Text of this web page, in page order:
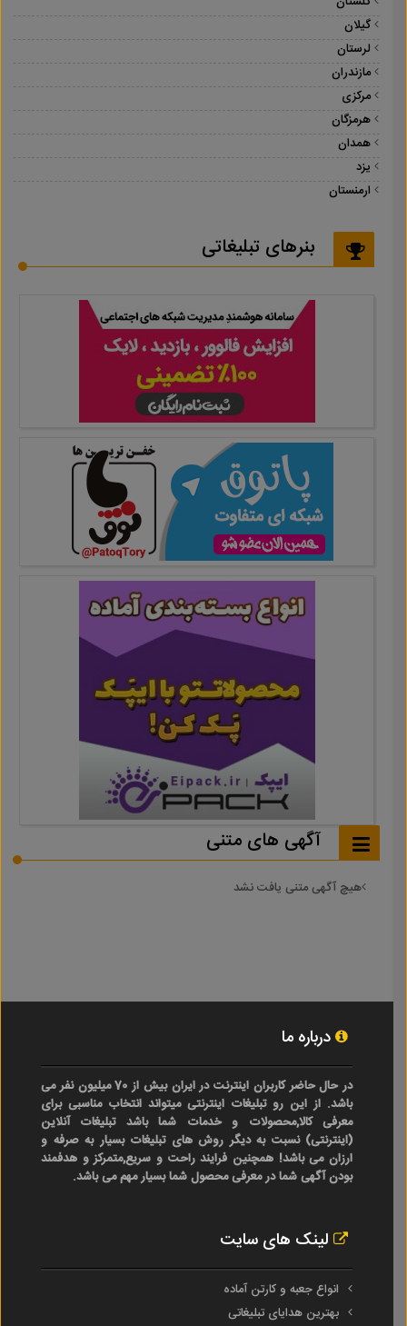
گیلان
لرستان
مازندران
مرکزی
هرمزگان
همدان
یزد
ارمنستان
بنرهای تبلیغاتی
آگهی های متنی
هیچ آگهی متنی یافت نشد
درباره ما
در حال حاضر کاربران اینترنت در ایران بیش از 70 میلیون نفر می
باشد. از این رو تبلیغات اینترنتی میتواند انتخاب مناسبی برای
معرفی کالا,محصولات و خدمات شما باشد تبلیغات آنلاین
(اینترنتی) نسبت به دیگر روش های تبلیغات بسیار به صرفه و
ارزان می باشد! همچنین فرایند راحت و سریع,متمرکز و هدفمند
بودن آگهی شما در معرفی محصول شما بسیار مهم می باشد.
لینک های سایت
انواع جعبه و کارتن آماده
بهترین هدایای تبلیغاتی